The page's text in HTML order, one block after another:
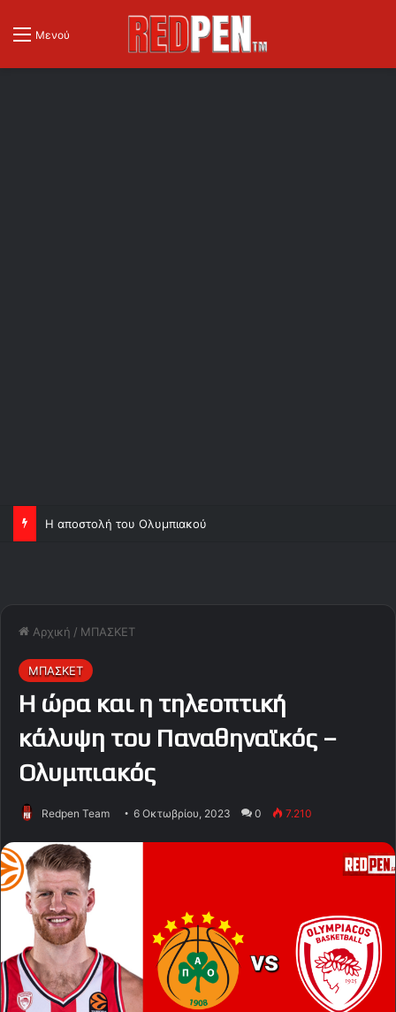
Μενού
Η αποστολή του Ολυμπιακού
Αρχική / ΜΠΑΣΚΕΤ
ΜΠΑΣΚΕΤ
Η ώρα και η τηλεοπτική
κάλυψη του Παναθηναϊκός –
Ολυμπιακός
Redpen Team 6 Οκτωβρίου, 2023 0 7.210